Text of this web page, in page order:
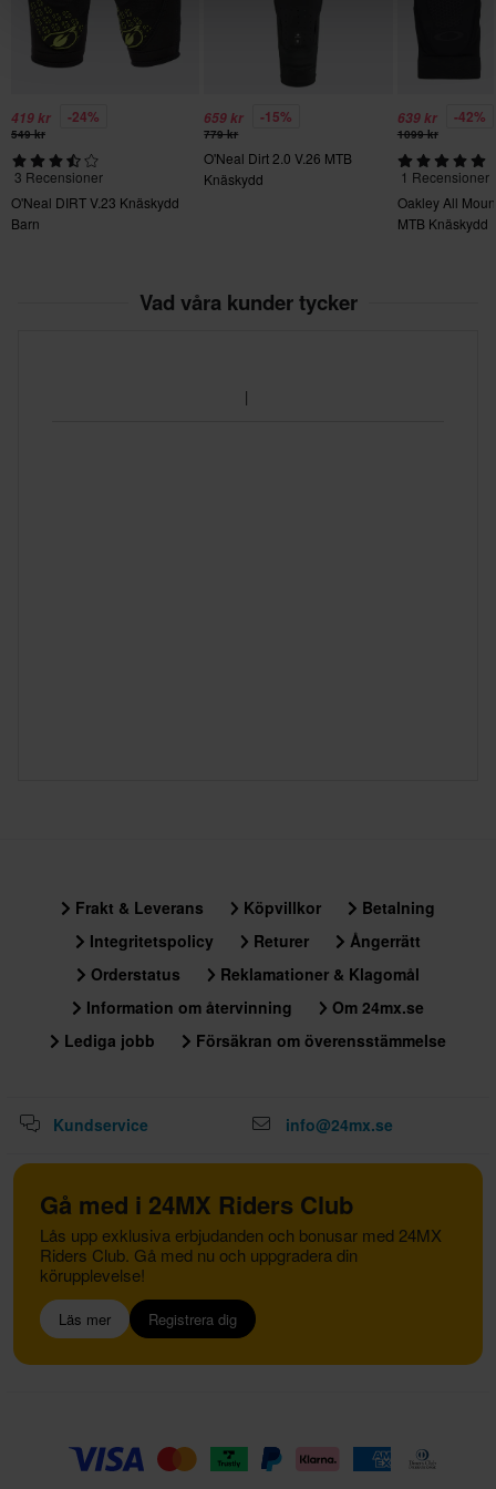
419 kr -24%
549 kr
3 Recensioner
O'Neal DIRT V.23 Knäskydd
Barn
659 kr -15%
779 kr
O'Neal Dirt 2.0 V.26 MTB
Knäskydd
639 kr -42%
1099 kr
1 Recensioner
Oakley All
MTB Knäskydd
Vad våra kunder tycker
Frakt & Leverans Köpvillkor
Betalning
Integritetspolicy
Returer
Ångerrätt
Orderstatus
Reklamationer & Klagomål
Information om återvinning
Om 24mx.se
Lediga jobb
Försäkran om överensstämmelse
Kundservice info@24mx.se
Gå med i 24MX Riders Club
Lås upp exklusiva erbjudanden och bonusar med 24MX
Riders Club. Gå med nu och uppgradera din
körupplevelse!
Läs mer Registrera dig